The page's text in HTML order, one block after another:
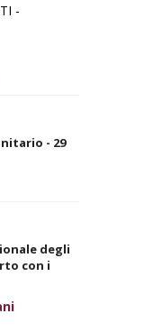
-
- 29
degli
con i